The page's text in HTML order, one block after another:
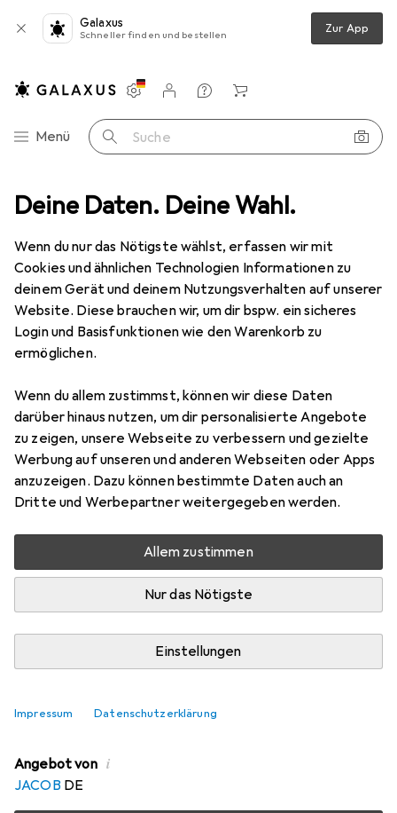
Deine Daten. Deine Wahl.
Wenn du nur das Nötigste wählst, erfassen wir mit
Cookies und ähnlichen Technologien Informationen zu
deinem Gerät und deinem Nutzungsverhalten auf unserer
Website. Diese brauchen wir, um dir bspw. ein sicheres
Login und Basisfunktionen wie den Warenkorb zu
ermöglichen.
Wenn du allem zustimmst, können wir diese Daten
darüber hinaus nutzen, um dir personalisierte Angebote
zu zeigen, unsere Webseite zu verbessern und gezielte
Werbung auf unseren und anderen Webseiten oder Apps
anzuzeigen. Dazu können bestimmte Daten auch an
Dritte und Werbepartner weitergegeben werden.
Allem zustimmen
Nur das Nötigste
Einstellungen
Impressum Datenschutzerklärung
Galaxus
Schneller finden und bestellen Zur App
Navigation nach Kategorien
Menü Suche
Einstellungen
Kundenkonto
Vergleichslisten
Merklisten
Warenkorb
auf Buchse vergoldet, Abschirmung 120 db, 75 Ohm, Nylongeflecht
2 Bilder
PythonSAT-Antennenkabel,
IEC/Koax-Stecker auf Buchse
vergoldet, Abschirmung 120 db, 75
Ohm, Nylongeflecht
120 dB, SAT Kabel
Preis in EUR inkl. MwSt.
EUR
23,47
19,43
Marke
Mehr von Python
Angebot von i
JACOB DE